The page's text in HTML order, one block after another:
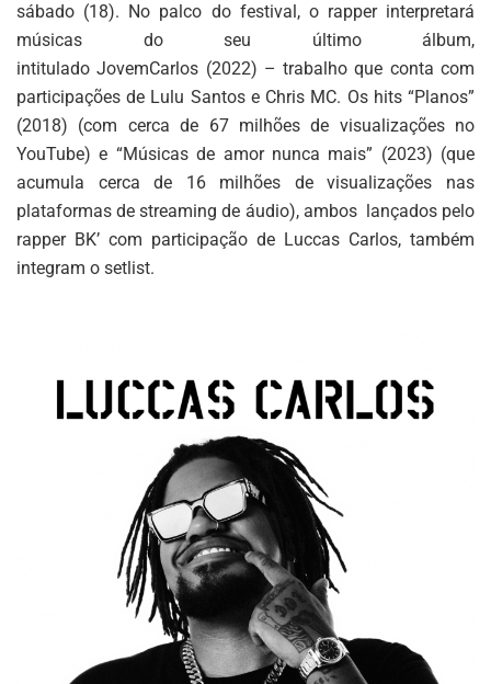
sábado (18). No palco do festival, o rapper interpretará
músicas do seu último álbum,
intitulado JovemCarlos (2022) – trabalho que conta com
participações de Lulu Santos e Chris MC. Os hits “Planos”
(2018) (com cerca de 67 milhões de visualizações no
YouTube) e “Músicas de amor nunca mais” (2023) (que
acumula cerca de 16 milhões de visualizações nas
plataformas de streaming de áudio), ambos lançados pelo
rapper BK’ com participação de Luccas Carlos, também
integram o setlist.